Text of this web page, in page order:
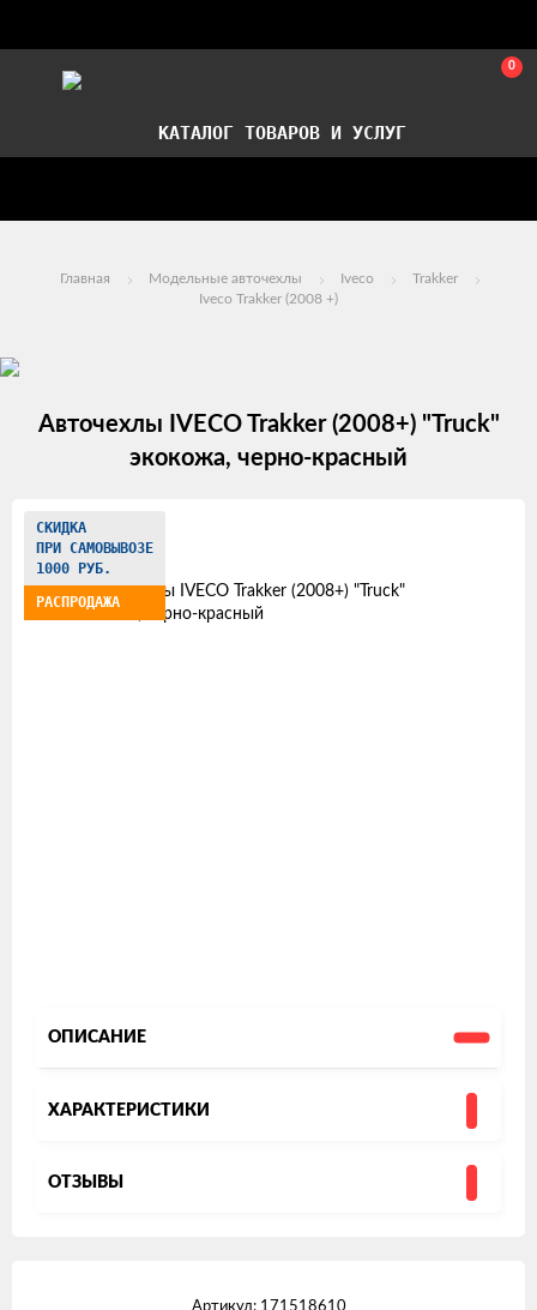
0
КАТАЛОГ ТОВАРОВ И УСЛУГ
Главная Модельные авточехлы Iveco
Trakker
Iveco Trakker (2008 +)
Авточехлы IVECO Trakker (2008+) "Truck"
экокожа, черно-красный
Изображения
товаров
СКИДКА
ПРИ САМОВЫВОЗЕ
1000 РУБ.
РАСПРОДАЖА
ОПИСАНИЕ
ХАРАКТЕРИСТИКИ
ОТЗЫВЫ